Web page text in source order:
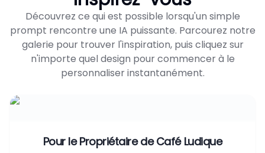
Découvrez ce qui est possible lorsqu'un simple
prompt rencontre une IA puissante. Parcourez notre
galerie pour trouver l'inspiration, puis cliquez sur
n'importe quel design pour commencer à le
personnaliser instantanément.
Pour le Propriétaire de Café Ludique